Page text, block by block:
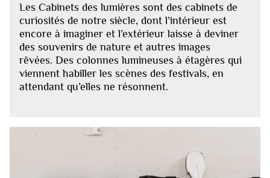
Les Cabinets des lumières sont des cabinets de
curiosités de notre siècle, dont l’intérieur est
encore à imaginer et l’extérieur laisse à deviner
des souvenirs de nature et autres images
rêvées. Des colonnes lumineuses à étagères qui
viennent habiller les scènes des festivals, en
attendant qu’elles ne résonnent.